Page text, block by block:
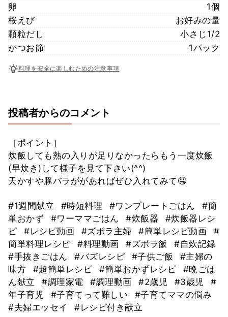
卵
1個
桜えび
お好みの量
顆粒だし
小さじ1/2
かつお節
1パック
料理を安全に楽しむための注意事項
投稿者からのコメント
［ポイント］
炊飯しても熱の入りが足りなかったらもう一度炊飯
(早炊き)して様子を見て下さい(^^)
天かすや豚バラががあればぜひ入れてみて🤤
#1週間献立 #時短料理 #ワンプレートごはん
#簡
単おかず
#ワーママごはん #炊飯器
#炊飯器レシ
ピ
#レシピ動画 #ズボラ主婦 #簡単レシピ動画
#
簡単料理レシピ
#料理動画 #ズボラ飯
#自炊記録
#手抜きごはん
#バズレシピ #子供ご飯
#主婦の
味方
#超簡単レシピ #簡単おかずレシピ
#晩ごは
ん献立
#調理家電 #調理動画 #2歳児 #3歳児
#
年子育児
#子育てって難しい
#子育てママの悩み
#夫婦エッセイ
#レシピ付き献立